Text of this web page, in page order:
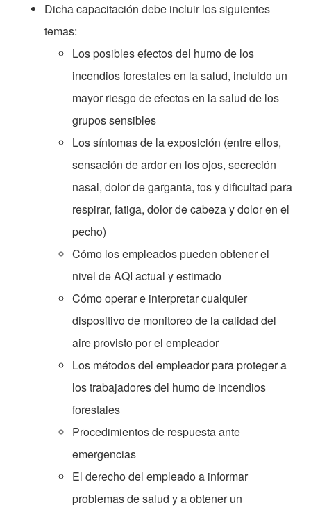
Dicha capacitación debe incluir los siguientes
temas:
Los posibles efectos del humo de los
incendios forestales en la salud, incluido un
mayor riesgo de efectos en la salud de los
grupos sensibles
Los síntomas de la exposición (entre ellos,
sensación de ardor en los ojos, secreción
nasal, dolor de garganta, tos y dificultad para
respirar, fatiga, dolor de cabeza y dolor en el
pecho)
Cómo los empleados pueden obtener el
nivel de AQI actual y estimado
Cómo operar e interpretar cualquier
dispositivo de monitoreo de la calidad del
aire provisto por el empleador
Los métodos del empleador para proteger a
los trabajadores del humo de incendios
forestales
Procedimientos de respuesta ante
emergencias
El derecho del empleado a informar
problemas de salud y a obtener un